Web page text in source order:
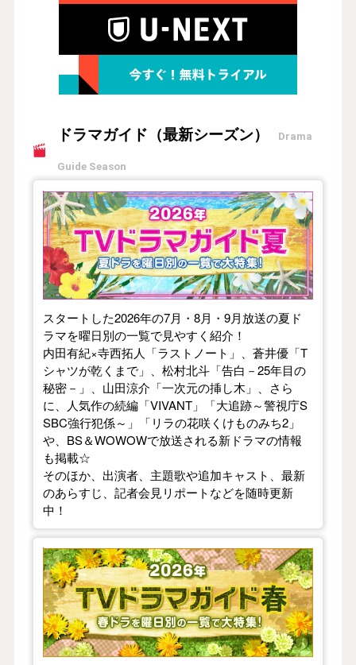
ドラマガイド（最新シーズン） Drama
Guide Season
【2026年夏】TVドラマガイド
スタートした2026年の7月・8月・9月放送の夏ド
ラマを曜日別の一覧で見やすく紹介！
内田有紀×寺西拓人「ラストノート」、蒼井優「T
シャツが乾くまで」、松村北斗「告白－25年目の
秘密－」、山田涼介「一次元の挿し木」、さら
に、人気作の続編「VIVANT」「大追跡～警視庁S
SBC強行犯係～」「リラの花咲くけものみち2」
や、BS＆WOWOWで放送される新ドラマの情報
も掲載☆
そのほか、出演者、主題歌や追加キャスト、最新
のあらすじ、記者会見リポートなどを随時更新
中！
【2026年春】TVドラマガイド